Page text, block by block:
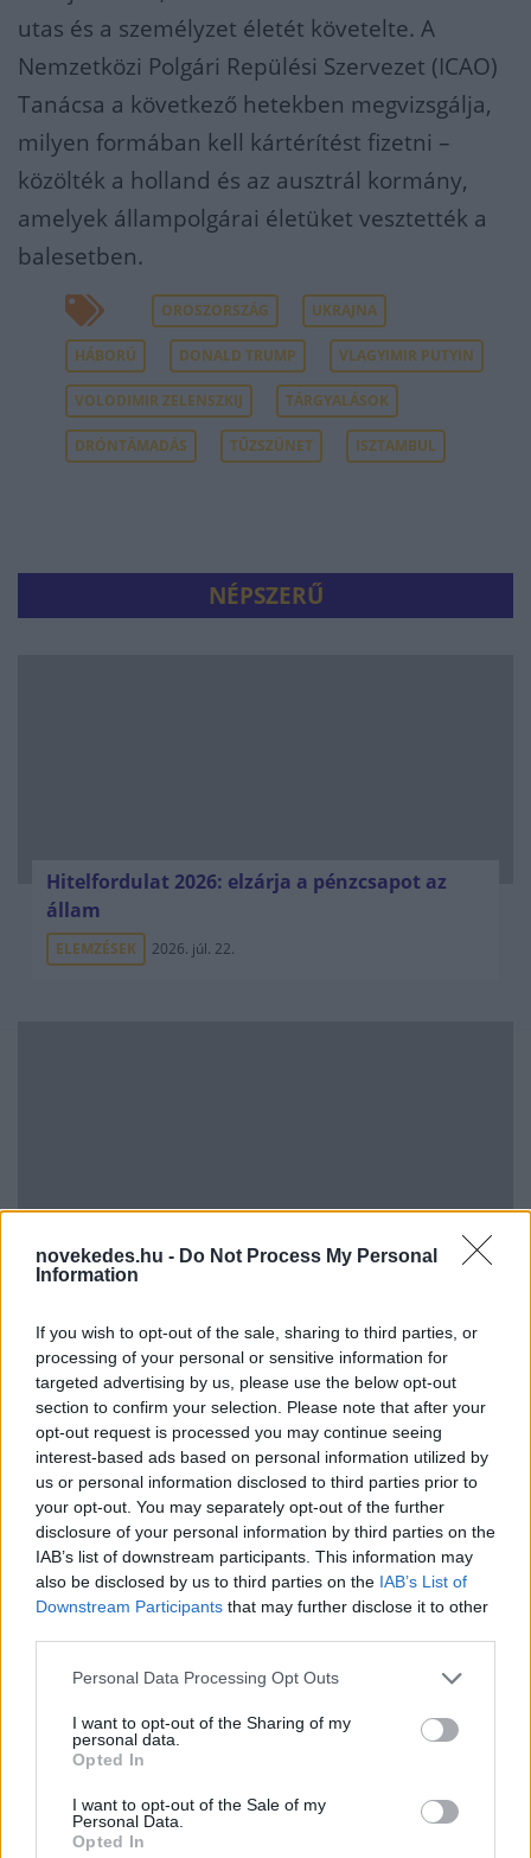
novekedes.hu - Do Not Process My Personal
Information
If you wish to opt-out of the sale, sharing to third parties, or
processing of your personal or sensitive information for
targeted advertising by us, please use the below opt-out
section to confirm your selection. Please note that after your
opt-out request is processed you may continue seeing
interest-based ads based on personal information utilized by
us or personal information disclosed to third parties prior to
your opt-out. You may separately opt-out of the further
disclosure of your personal information by third parties on the
IAB’s list of downstream participants. This information may
also be disclosed by us to third parties on the IAB’s List of
Downstream Participants that may further disclose it to other
Please note that this website/app uses one or more Google
not limited to your visit or usage behaviour. You may click to
grant or deny consent to Google and its third-party tags to
use your data for below specified purposes in below Google
consent section.
Personal Data Processing Opt Outs
I want to opt-out of the Sharing of my
personal data.
Opted In
I want to opt-out of the Sale of my
Personal Data.
Opted In
utas és a személyzet életét követelte. A
Nemzetközi Polgári Repülési Szervezet (ICAO)
Tanácsa a következő hetekben megvizsgálja,
milyen formában kell kártérítést fizetni –
közölték a holland és az ausztrál kormány,
amelyek állampolgárai életüket vesztették a
balesetben.
OROSZORSZÁG UKRAJNA
HÁBORÚ DONALD TRUMP VLAGYIMIR PUTYIN
VOLODIMIR ZELENSZKIJ TÁRGYALÁSOK
DRÓNTÁMADÁS TŰZSZÜNET ISZTAMBUL
NÉPSZERŰ
Hitelfordulat 2026: elzárja a pénzcsapot az
állam
ELEMZÉSEK 2026. júl. 22.
Vagyonvisszaszerzés: amikor a pénz
gyorsabban fut, mint a jog
Kéthónapos a Tisza-kormány: íme a mérleg!
ELEMZÉSEK 2026. júl. 21.